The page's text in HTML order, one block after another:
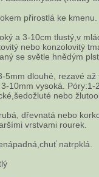
přirostlá ke kmenu.
a 3-10cm tlustý,v
nebo konzolovitý
se světle hnědým
5mm dlouhé, rezavé
10mm vysoká.
nebo
dřevnatá nebo
vrstvami rourek.
natrpklá.